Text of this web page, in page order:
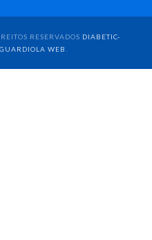
RESERVADOS DIABETIC-
GUARDIOLA WEB